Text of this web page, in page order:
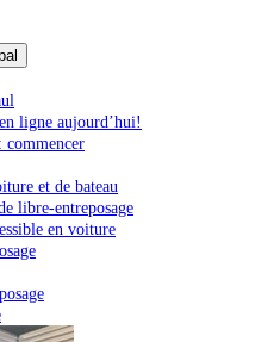
ligne aujourd’hui!
commencer
et de bateau
libre-entreposage
en voiture